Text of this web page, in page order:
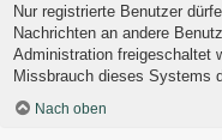
Nur registrierte Benutzer
Nachrichten an andere
Administration freigeschaltet
Missbrauch dieses Systems
Nach oben